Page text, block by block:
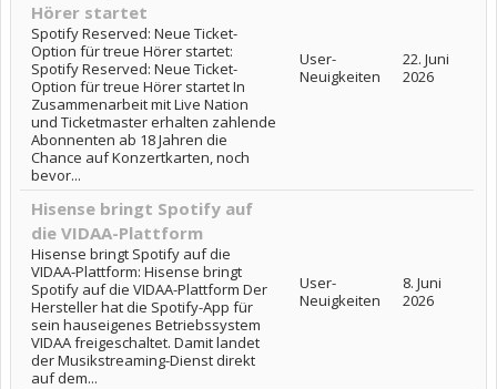
Hörer startet
Spotify Reserved: Neue Ticket-
Option für treue Hörer startet:
Spotify Reserved: Neue Ticket-
Option für treue Hörer startet In
Zusammenarbeit mit Live Nation
und Ticketmaster erhalten zahlende
Abonnenten ab 18 Jahren die
Chance auf Konzertkarten, noch
bevor...
User-
Neuigkeiten
22. Juni
2026
Hisense bringt Spotify auf
die VIDAA-Plattform
Hisense bringt Spotify auf die
VIDAA-Plattform: Hisense bringt
Spotify auf die VIDAA-Plattform Der
Hersteller hat die Spotify-App für
sein hauseigenes Betriebssystem
VIDAA freigeschaltet. Damit landet
der Musikstreaming-Dienst direkt
auf dem...
User-
Neuigkeiten
8. Juni
2026